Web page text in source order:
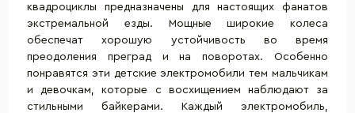
квадроциклы предназначены для настоящих фанатов
экстремальной езды. Мощные широкие колеса
обеспечат хорошую устойчивость во время
преодоления преград и на поворотах. Особенно
понравятся эти детские электромобили тем мальчикам
и девочкам, которые с восхищением наблюдают за
стильными байкерами. Каждый электромобиль,